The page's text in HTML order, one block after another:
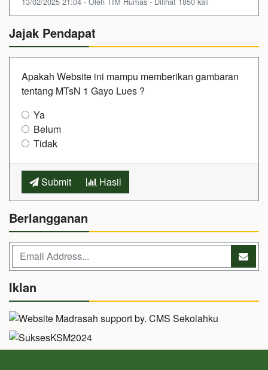
Jajak Pendapat
Apakah Website ini mampu memberikan gambaran
tentang MTsN 1 Gayo Lues ?
Ya
Belum
Tidak
Submit Hasil
Berlangganan
Iklan